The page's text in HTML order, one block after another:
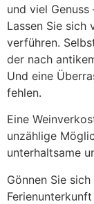
und viel
Lassen Sie sich
verführen.
der nach
Und eine
fehlen.
Eine
unzählige
unterhaltsame
Gönnen Sie